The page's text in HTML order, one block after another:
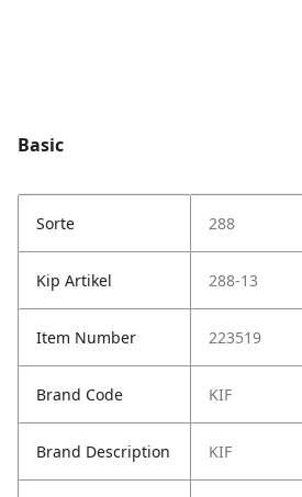
Basic
Sorte 288
Kip Artikel 288-13
Item Number 223519
Brand Code KIF
Brand Description KIF